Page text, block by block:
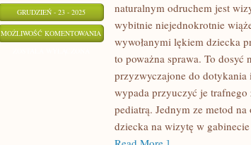
GRUDZIEŃ - 23 - 2025
MOŻLIWOŚĆ KOMENTOWANIA
STOSUNKOWO
PREKURSORSKA
ŚWIECI
naturalnym odruchem jest
wybitnie niejednokrotnie
wywołanymi lękiem dziecka
to poważna sprawa. To dosyć
przyzwyczajone do
wypada przyuczyć je
pediatrą. Jednym ze metod
dziecka na wizytę w